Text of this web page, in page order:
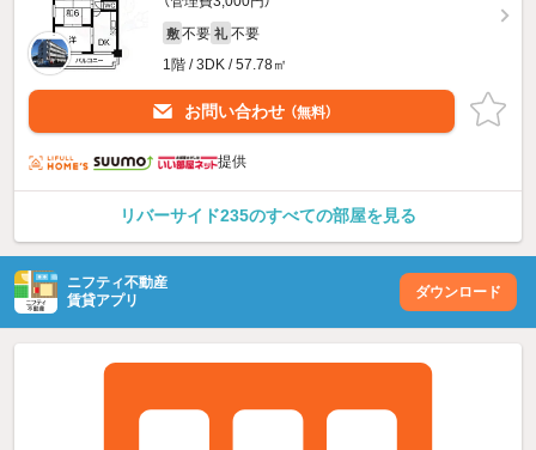
敷 不要 礼 不要
1階 / 3DK / 57.78㎡
お問い合わせ （無料）
提供
リバーサイド235のすべての部屋を見る
ニフティ不動産
賃貸アプリ
ダウンロード